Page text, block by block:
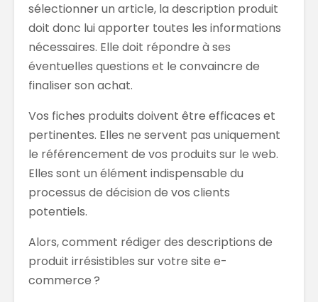
sélectionner un article, la description produit
doit donc lui apporter toutes les informations
nécessaires. Elle doit répondre à ses
éventuelles questions et le convaincre de
finaliser son achat.
Vos fiches produits doivent être efficaces et
pertinentes. Elles ne servent pas uniquement
le référencement de vos produits sur le web.
Elles sont un élément indispensable du
processus de décision de vos clients
potentiels.
Alors, comment rédiger des descriptions de
produit irrésistibles sur votre site e-
commerce ?